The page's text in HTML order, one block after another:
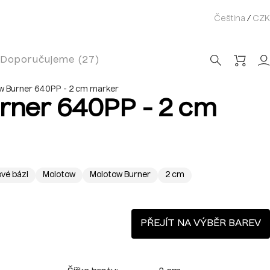
Čeština / CZK
Doporučujeme (27)
Burner 640PP - 2 cm marker
640PP - 2 cm
bázi Molotow Molotow Burner 2 cm
PŘEJÍT NA VÝBĚR BAREV